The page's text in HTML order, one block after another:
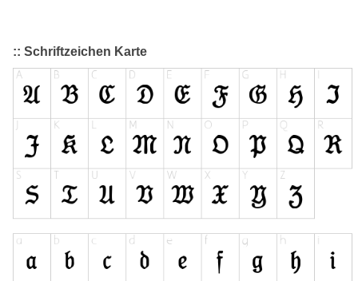
:: Schriftzeichen Karte